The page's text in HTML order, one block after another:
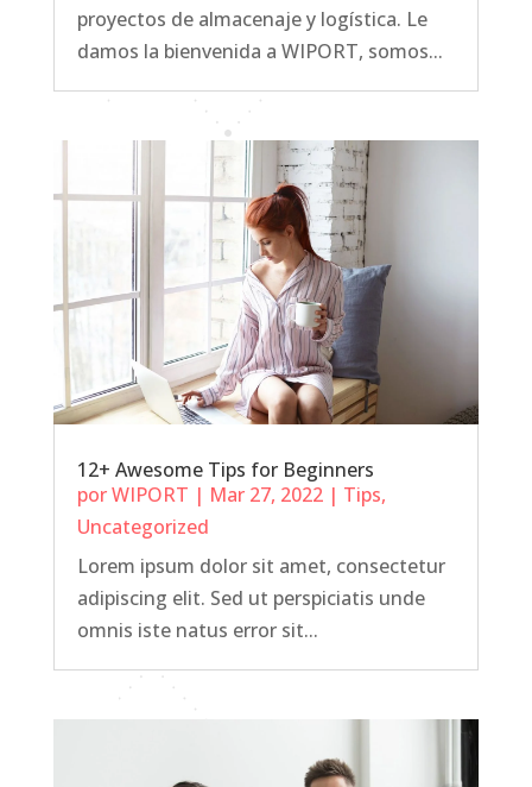
proyectos de almacenaje y logística. Le
damos la bienvenida a WIPORT, somos...
12+ Awesome Tips for Beginners
porWIPORT | Mar 27, 2022| Tips,
Uncategorized
Lorem ipsum dolor sit amet, consectetur
adipiscing elit. Sed ut perspiciatis unde
omnis iste natus error sit...